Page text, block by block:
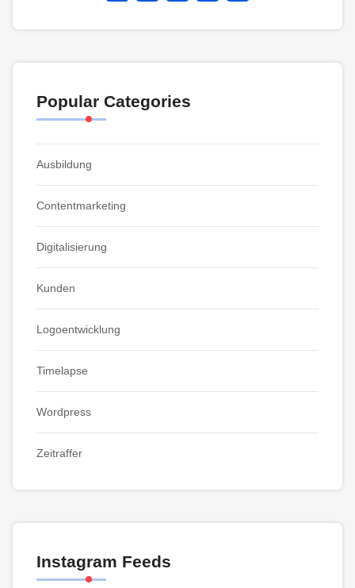
Popular Categories
Ausbildung
Contentmarketing
Digitalisierung
Kunden
Logoentwicklung
Timelapse
Wordpress
Zeitraffer
Instagram Feeds